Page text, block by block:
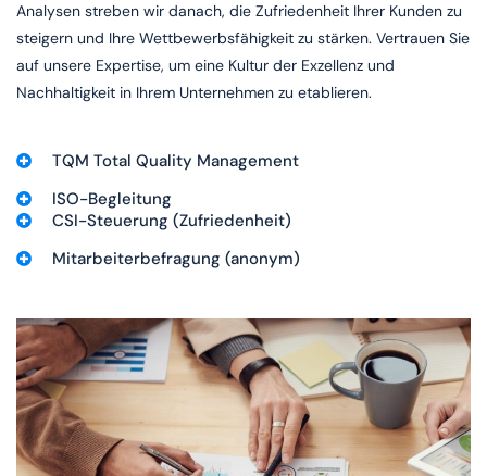
Analysen streben wir danach, die Zufriedenheit Ihrer Kunden zu
steigern und Ihre Wettbewerbsfähigkeit zu stärken. Vertrauen Sie
auf unsere Expertise, um eine Kultur der Exzellenz und
Nachhaltigkeit in Ihrem Unternehmen zu etablieren.
TQM Total Quality Management
ISO-Begleitung
CSI-Steuerung (Zufriedenheit)
Mitarbeiterbefragung (anonym)